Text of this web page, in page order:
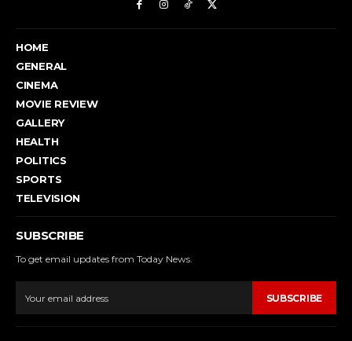
HOME
GENERAL
CINEMA
MOVIE REVIEW
GALLERY
HEALTH
POLITICS
SPORTS
TELEVISION
SUBSCRIBE
To get email updates from Today News.
SUBSCRIBE